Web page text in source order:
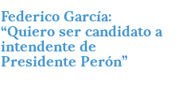
Federico García:
“Quiero ser candidato a
intendente de
Presidente Perón”